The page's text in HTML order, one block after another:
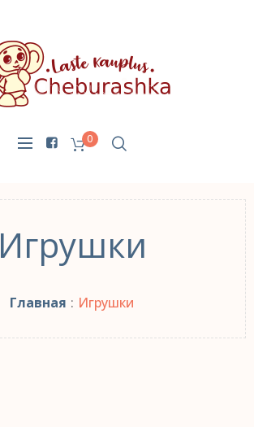
0
Игрушки
Главная : Игрушки